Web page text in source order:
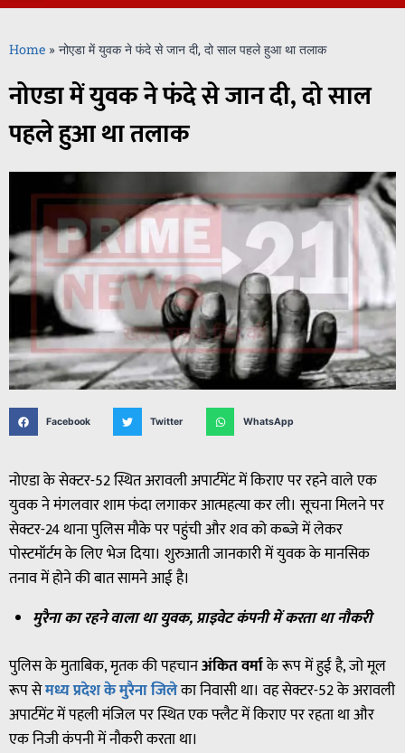
Home » नोएडा में युवक ने फंदे से जान दी, दो साल पहले हुआ था तलाक
नोएडा में युवक ने फंदे से जान दी, दो साल
पहले हुआ था तलाक
Facebook Twitter WhatsApp
नोएडा के सेक्टर-52 स्थित अरावली अपार्टमेंट में किराए पर रहने वाले एक
युवक ने मंगलवार शाम फंदा लगाकर आत्महत्या कर ली। सूचना मिलने पर
सेक्टर-24 थाना पुलिस मौके पर पहुंची और शव को कब्जे में लेकर
पोस्टमॉर्टम के लिए भेज दिया। शुरुआती जानकारी में युवक के मानसिक
तनाव में होने की बात सामने आई है।
मुरैना का रहने वाला था युवक, प्राइवेट कंपनी में करता था नौकरी
पुलिस के मुताबिक, मृतक की पहचानअंकित वर्माके रूप में हुई है, जो मूल
रूप सेमध्य प्रदेश के मुरैना जिलेका निवासी था। वह सेक्टर-52 के अरावली
अपार्टमेंट में पहली मंजिल पर स्थित एक फ्लैट में किराए पर रहता था और
एक निजी कंपनी में नौकरी करता था।